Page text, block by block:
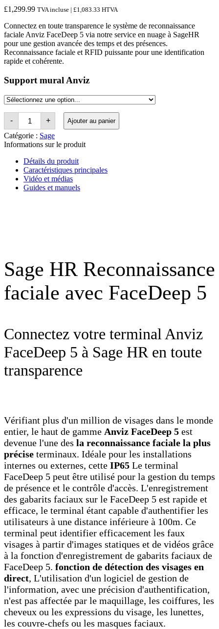
£1,299.99 TVA incluse | £1,083.33 HTVA
Connectez en toute transparence le système de reconnaissance
faciale Anviz FaceDeep 5 via notre service en nuage à SageHR
pour une gestion avancée des temps et des présences.
Reconnaissance faciale et RFID puissante pour une identification
rapide et cohérente.
Support mural Anviz
-
Quantité
Sage
HR
Time
&
Anviz
FaceDeep
Facial
Recognition
+ Ajouter au panier
Catégorie : Sage
Informations sur le produit
Détails du produit
Caractéristiques principales
Vidéo et médias
Guides et manuels
Sage HR Reconnaissance
faciale avec FaceDeep 5
Connectez votre terminal Anviz
FaceDeep 5 à Sage HR en toute
transparence
Vérifiant plus d'un million de visages dans le monde
entier, le haut de gamme Anviz FaceDeep 5 est
devenue l'une des la reconnaissance faciale la plus
précise terminaux. Idéale pour les installations
internes ou externes, cette IP65 Le terminal
FaceDeep 5 peut être utilisé pour la gestion du temps
de présence et le contrôle d'accès. L'enregistrement
des gabarits faciaux sur le FaceDeep 5 est rapide et
efficace, le terminal étant capable d'authentifier les
utilisateurs à une distance inférieure à 100m. Ce
terminal peut identifier efficacement les faux
visages à partir d'images statiques et de vidéos grâce
à la fonction d'enregistrement de gabarits faciaux de
FaceDeep 5. fonction de détection des visages en
direct, L'utilisation d'un logiciel de gestion de
l'information, avec une précision d'authentification,
n'est pas affectée par le maquillage, les coiffures, les
cheveux ou les expressions du visage, les lunettes,
les couvre-chefs ou les masques faciaux.